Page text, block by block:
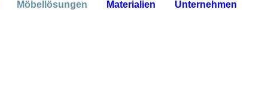
Möbellösungen Materialien Unternehmen